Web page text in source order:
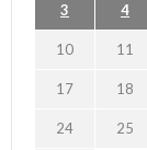
3 4
10 11
17 18
24 25